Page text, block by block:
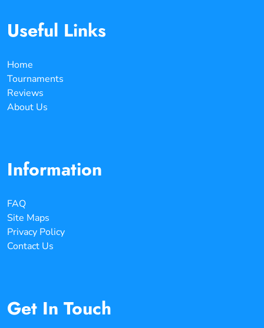
Useful Links
Home
Tournaments
Reviews
About Us
Information
FAQ
Site Maps
Privacy Policy
Contact Us
Get In Touch